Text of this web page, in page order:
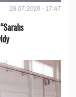
28.07.2026 - 17:47